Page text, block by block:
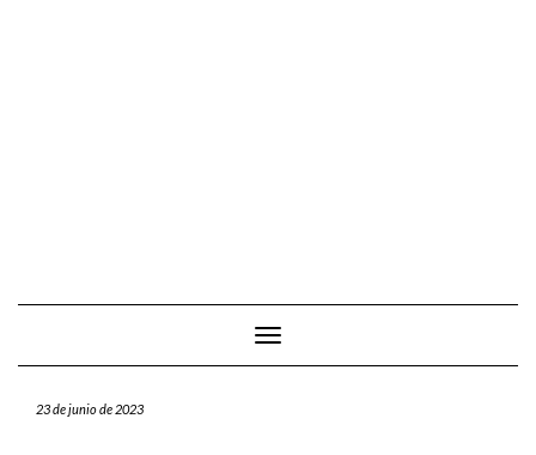
Cambiar modo de navegación
23 de junio de 2023